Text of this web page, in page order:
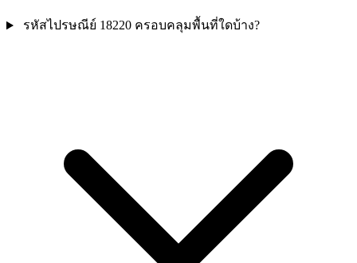
รหัสไปรษณีย์ 18220 ครอบคลุมพื้นที่ใดบ้าง?